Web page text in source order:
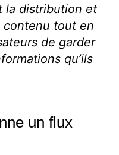
la distribution et
contenu tout en
de garder
qu’ils
un flux